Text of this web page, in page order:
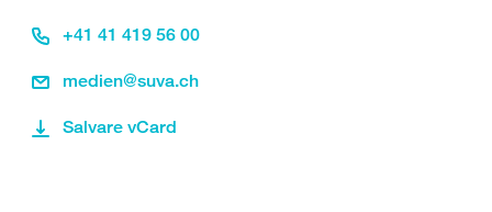
+41 41 419 56 00
medien@suva.ch
Salvare vCard